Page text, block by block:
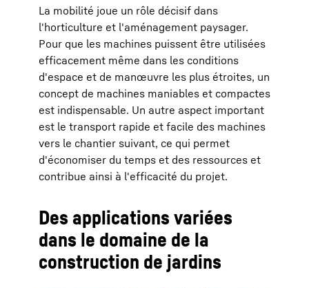
La mobilité joue un rôle décisif dans
l'horticulture et l'aménagement paysager.
Pour que les machines puissent être utilisées
efficacement même dans les conditions
d'espace et de manœuvre les plus étroites, un
concept de machines maniables et compactes
est indispensable. Un autre aspect important
est le transport rapide et facile des machines
vers le chantier suivant, ce qui permet
d'économiser du temps et des ressources et
contribue ainsi à l'efficacité du projet.
Des applications variées
dans le domaine de la
construction de jardins